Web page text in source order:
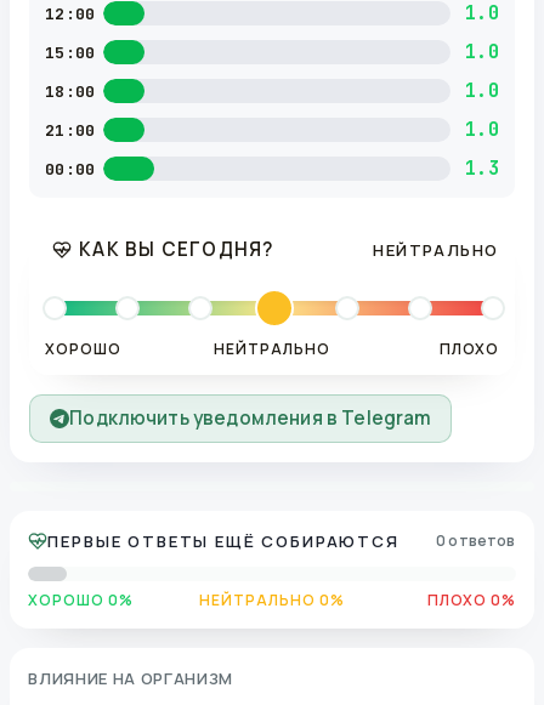
12:00 1.0
15:00 1.0
18:00 1.0
21:00 1.0
00:00 1.3
КАК ВЫ СЕГОДНЯ? НЕЙТРАЛЬНО
ХОРОШО НЕЙТРАЛЬНО ПЛОХО
Подключить уведомления в Telegram
ПЕРВЫЕ ОТВЕТЫ ЕЩЁ СОБИРАЮТСЯ 0 ответов
ХОРОШО 0% НЕЙТРАЛЬНО 0% ПЛОХО 0%
ВЛИЯНИЕ НА ОРГАНИЗМ